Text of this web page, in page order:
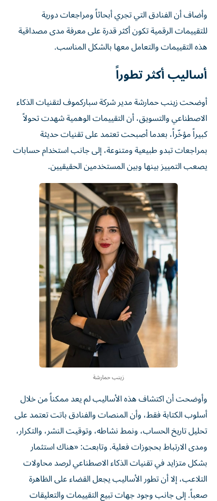
وأضاف أن الفنادق التي تجري أبحاثاً ومراجعات دورية
للتقييمات الرقمية تكون أكثر قدرة على معرفة مدى مصداقية
هذه التقييمات والتعامل معها بالشكل المناسب.
أساليب أكثر تطوراً
أوضحت زينب حمارشة مدير شركة سباركموف لتقنيات الذكاء
الاصطناعي والتسويق، أن التقييمات الوهمية شهدت تحولاً
كبيراً مؤخّراً، بعدما أصبحت تعتمد على تقنيات حديثة
بمراجعات تبدو طبيعية ومتنوعة، إلى جانب استخدام حسابات
يصعب التمييز بينها وبين المستخدمين الحقيقيين.
زينب حمارشة
وأوضحت أن اكتشاف هذه الأساليب لم يعد ممكناً من خلال
أسلوب الكتابة فقط، وأن المنصات والفنادق باتت تعتمد على
تحليل تاريخ الحساب، ونمط نشاطه، وتوقيت النشر، والتكرار،
ومدى الارتباط بحجوزات فعلية. وتابعت: «هناك استثمار
بشكل متزايد في تقنيات الذكاء الاصطناعي لرصد محاولات
التلاعب، إلا أن تطور الأساليب يجعل القضاء على الظاهرة
صعباً. إلى جانب وجود جهات تبيع التقييمات والتعليقات